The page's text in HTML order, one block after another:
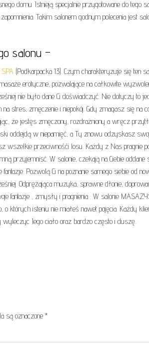
domu. Istnieją specjalnie przygotowane do tego
Takim salonem godnym polecenia jest
salonu –
(Podkarpacka 13). Czym charakteryzuje się ten
erotyczne, pozwalające na całkowite
nie było dane Ci doświadczyć. Nie dotyczy to
stres, zmęczenie i niepokój. Gdy zmagasz się na
że jestęs zmęczony, rozdrażniony a wręcz
oddejdą w niepamięć, a Ty znowu odzyskasz
wszelkie przeciwnośći losu. Każdy z Nas pragnie
przyjemnisć. W salonie, czekają na Ciebie oddane
Pozwolą Ci na poznanie samego siebie od
Odprężająca muzyka, sprawne dłonie,
fantazje , zmysły i pragnienia . W salonie
których isteniu nie miałeś nawet pojęcia. Każdy
Jego ciało oraz bardzo często i duszę.
są oznaczone *